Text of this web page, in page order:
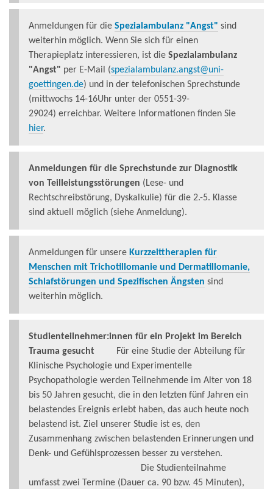
Anmeldungen für die Spezialambulanz "Angst" sind
weiterhin möglich. Wenn Sie sich für einen
Therapieplatz interessieren, ist die Spezialambulanz
"Angst" per E-Mail (spezialambulanz.angst@uni-
goettingen.de) und in der telefonischen Sprechstunde
(mittwochs 14-16Uhr unter der 0551-39-
29024) erreichbar. Weitere Informationen finden Sie
hier.
Anmeldungen für die Sprechstunde zur Diagnostik
von Teilleistungsstörungen (Lese- und
Rechtschreibstörung, Dyskalkulie) für die 2.-5. Klasse
sind aktuell möglich (siehe Anmeldung).
Anmeldungen für unsere Kurzzeittherapien für
Menschen mit Trichotillomanie und Dermatillomanie,
Schlafstörungen und Spezifischen Ängsten sind
weiterhin möglich.
Studienteilnehmer:innen für ein Projekt im Bereich
Trauma gesucht
Für eine Studie der Abteilung für
Klinische Psychologie und Experimentelle
Psychopathologie werden Teilnehmende im Alter von 18
bis 50 Jahren gesucht, die in den letzten fünf Jahren ein
belastendes Ereignis erlebt haben, das auch heute noch
belastend ist. Ziel unserer Studie ist es, den
Zusammenhang zwischen belastenden Erinnerungen und
Denk- und Gefühlsprozessen besser zu verstehen.
Die Studienteilnahme
umfasst zwei Termine (Dauer ca. 90 bzw. 45 Minuten),